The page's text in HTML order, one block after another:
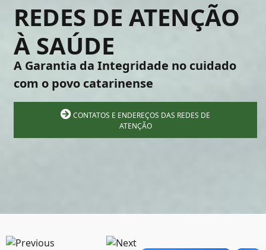
REDES DE ATENÇÃO
À SAÚDE
A Garantia da Integridade no cuidado
com o povo catarinense
CONTATOS E ENDEREÇOS DAS REDES DE
ATENÇÃO